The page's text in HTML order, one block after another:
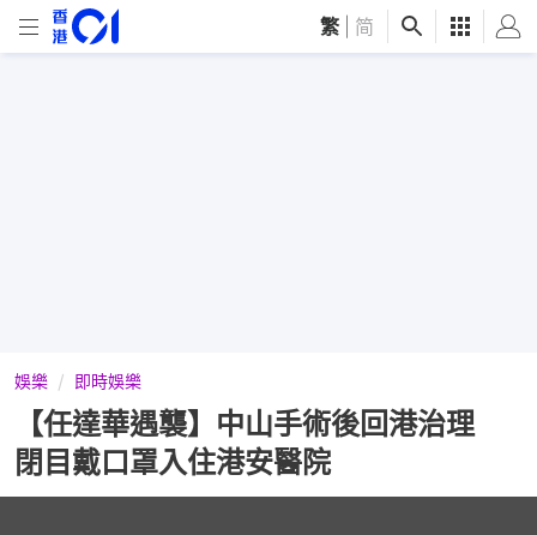
繁 简
娛樂 即時娛樂
【任達華遇襲】中山手術後回港治理
閉目戴口罩入住港安醫院